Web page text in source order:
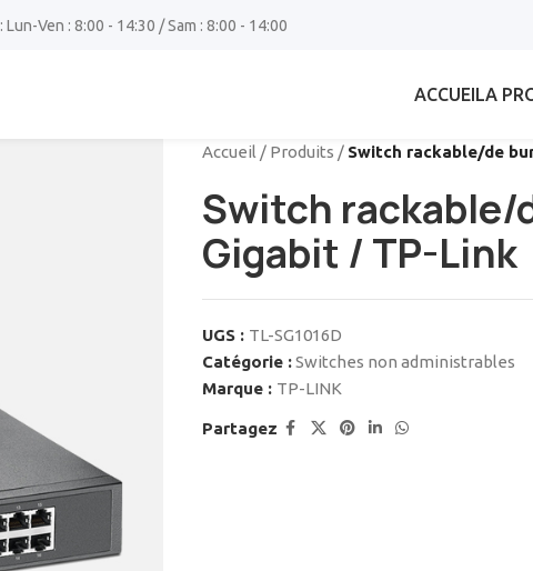
Ven : 8:00 - 14:30 / Sam : 8:00 - 14:00
ACCUEILA
Accueil / Produits / Switch rackable/de
Switch rackable/
Gigabit / TP-Link
UGS : TL-SG1016D
Catégorie :Switches non administrables
Marque : TP-LINK
Partagez